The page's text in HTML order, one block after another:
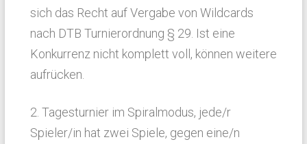
sich das Recht auf Vergabe von Wildcards
nach DTB Turnierordnung § 29. Ist eine
Konkurrenz nicht komplett voll, können weitere
aufrücken.
2. Tagesturnier im Spiralmodus, jede/r
Spieler/in hat zwei Spiele, gegen eine/n